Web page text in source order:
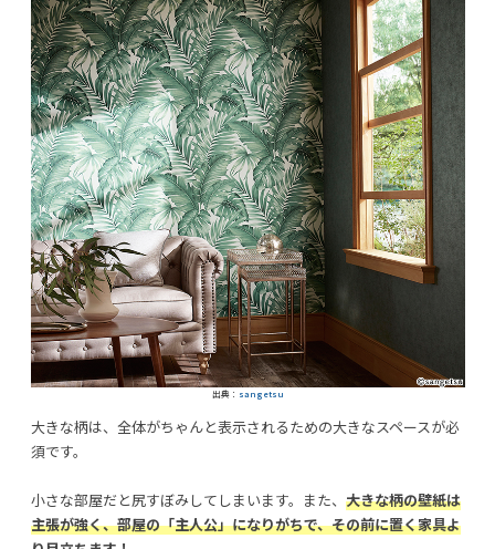
出典： sangetsu
大きな柄は、全体がちゃんと表示されるための大きなスペースが必
須です。
小さな部屋だと尻すぼみしてしまいます。また、 大きな柄の壁紙は
主張が強く、部屋の「主人公」になりがちで、その前に置く家具よ